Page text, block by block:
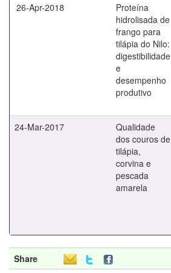
26-Apr-2018
Proteína
hidrolisada de
frango para
tilápia do Nilo:
digestibilidade
e
desempenho
produtivo
24-Mar-2017
Qualidade
dos couros de
tilápia,
corvina e
pescada
amarela
Share